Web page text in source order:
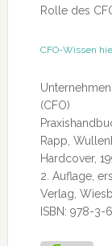
Rolle des
CFO-Wissen
(CFO)
Rapp,
Hardcover,
2. Auflage,
Verlag,
ISBN: 978-